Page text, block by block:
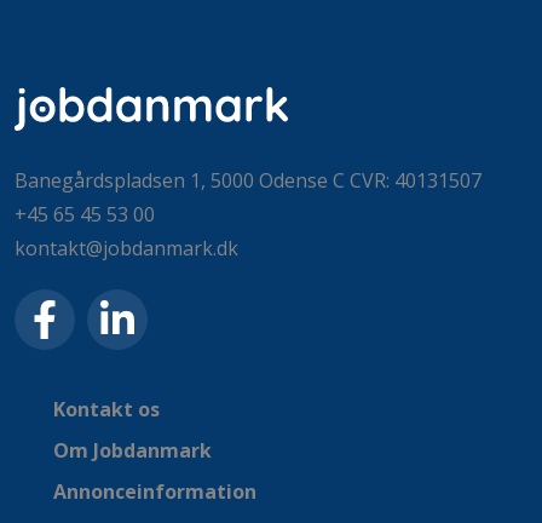
Banegårdspladsen 1, 5000 Odense C CVR: 40131507
+45 65 45 53 00
kontakt@jobdanmark.dk
Kontakt os
Om Jobdanmark
Annonceinformation